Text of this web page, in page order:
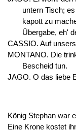
untern Tisch;
kapott zu
Übergabe, eh'
CASSIO. Auf
MONTANO. Die
Bescheid tun.
JAGO. O das liebe
König Stephan war
Eine Krone kostet